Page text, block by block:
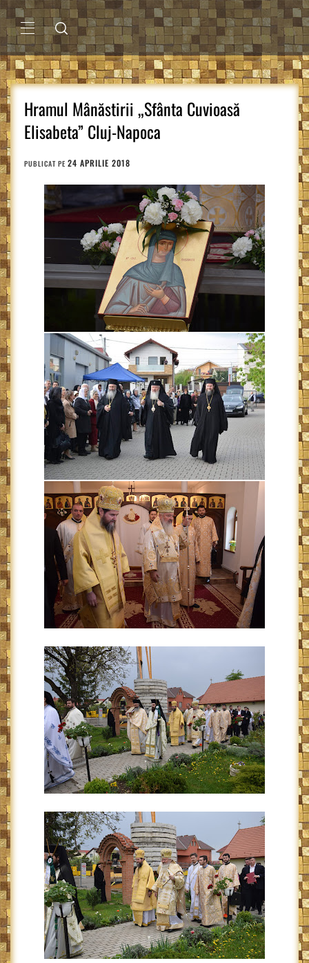
Sari
la
conținutMENIU
PRINCIPAL
Hramul Mânăstirii „Sfânta Cuvioasă
Elisabeta” Cluj-Napoca
PUBLICAT PE 24 APRILIE 2018